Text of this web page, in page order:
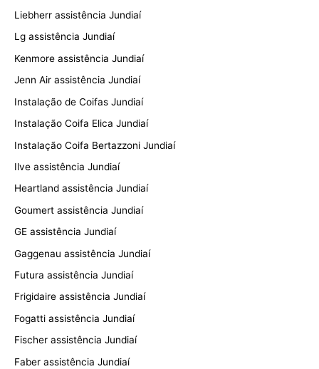
Liebherr assistência Jundiaí
Lg assistência Jundiaí
Kenmore assistência Jundiaí
Jenn Air assistência Jundiaí
Instalação de Coifas Jundiaí
Instalação Coifa Elica Jundiaí
Instalação Coifa Bertazzoni Jundiaí
Ilve assistência Jundiaí
Heartland assistência Jundiaí
Goumert assistência Jundiaí
GE assistência Jundiaí
Gaggenau assistência Jundiaí
Futura assistência Jundiaí
Frigidaire assistência Jundiaí
Fogatti assistência Jundiaí
Fischer assistência Jundiaí
Faber assistência Jundiaí